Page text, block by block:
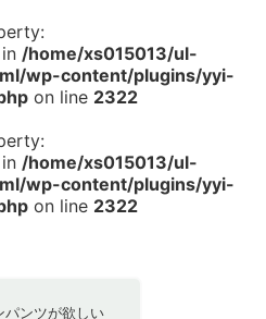
/home/xs015013/ul-
wp-content/plugins/yyi-
on line 2322
/home/xs015013/ul-
wp-content/plugins/yyi-
on line 2322
パンツが欲しい